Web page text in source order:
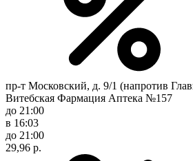
пр-т Московский, д. 9/1 (напротив
Витебская Фармация Аптека №157
до 21:00
в 16:03
до 21:00
29,96 р.